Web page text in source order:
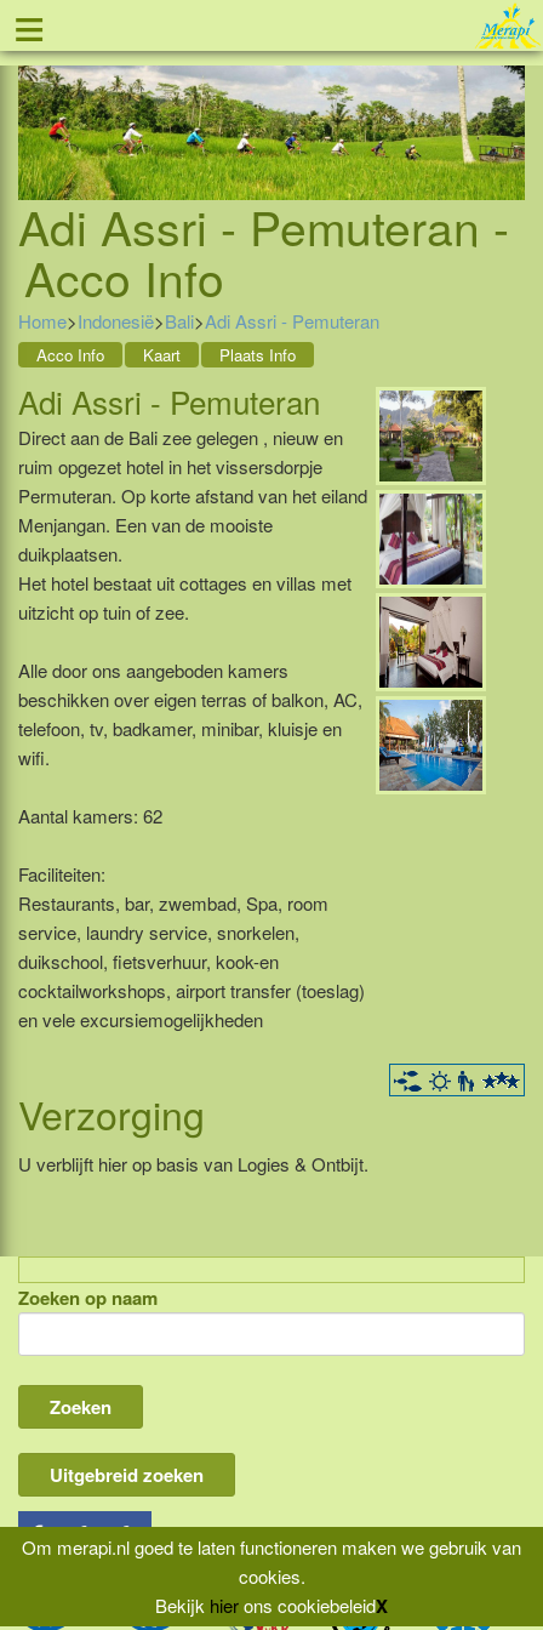
Om merapi.nl goed te laten functioneren maken we gebruik van
cookies.
Bekijk hierons cookiebeleidX
≡ Tel: 088 - 81 11 999
Adi Assri - Pemuteran -
Acco Info
Home>Indonesië>Bali>Adi Assri - Pemuteran
Acco Info Kaart Plaats Info
Adi Assri - Pemuteran
Direct aan de Bali zee gelegen , nieuw en
ruim opgezet hotel in het vissersdorpje
Permuteran. Op korte afstand van het eiland
Menjangan. Een van de mooiste
duikplaatsen.
Het hotel bestaat uit cottages en villas met
uitzicht op tuin of zee.
Alle door ons aangeboden kamers
beschikken over eigen terras of balkon, AC,
telefoon, tv, badkamer, minibar, kluisje en
wifi.
Aantal kamers: 62
Faciliteiten:
Restaurants, bar, zwembad, Spa, room
service, laundry service, snorkelen,
duikschool, fietsverhuur, kook-en
cocktailworkshops, airport transfer (toeslag)
en vele excursiemogelijkheden
Verzorging
U verblijft hier op basis van Logies & Ontbijt.
Indonesië, eilandcombinaties
Bali
Lombok
Flores & Komodo
Overige Sunda eilanden
Java
Zoeken op naam
Uitgebreid zoeken